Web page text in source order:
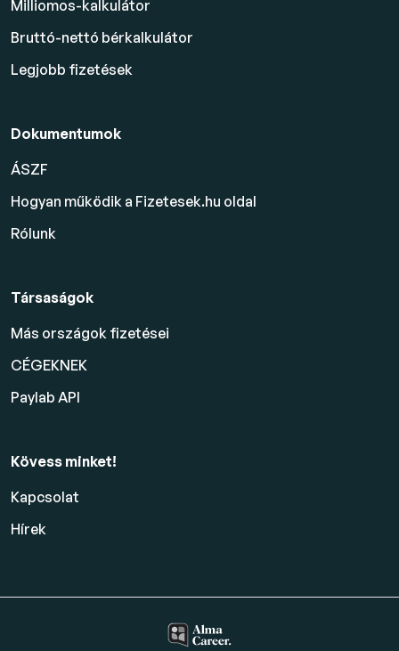
Milliomos-kalkulátor
Bruttó-nettó bérkalkulátor
Legjobb fizetések
Dokumentumok
ÁSZF
Hogyan működik a Fizetesek.hu oldal
Rólunk
Társaságok
Más országok fizetései
CÉGEKNEK
Paylab API
Kövess minket!
Kapcsolat
Hírek